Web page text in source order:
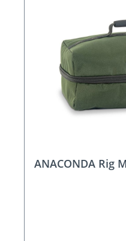
ANACONDA Rig